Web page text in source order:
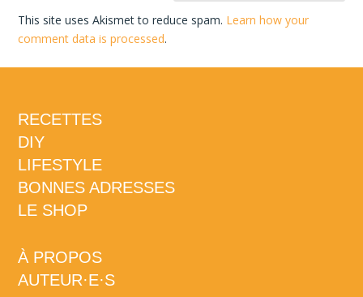
This site uses Akismet to reduce spam. Learn how your
comment data is processed.
RECETTES
DIY
LIFESTYLE
BONNES ADRESSES
LE SHOP
À PROPOS
AUTEUR·E·S